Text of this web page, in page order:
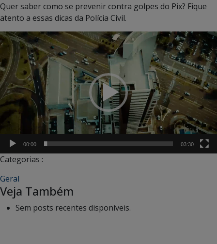
Quer saber como se prevenir contra golpes do Pix? Fique
atento a essas dicas da Polícia Civil.
Tocador
de
vídeo
00:00 03:30
Categorias :
Geral
Veja Também
Sem posts recentes disponíveis.